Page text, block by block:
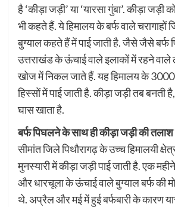
है ‘कीड़ा जड़ी’ या ‘यारसा गुंबा’. कीड़ा जड़ी
भी कहते हैं. ये हिमालय के बर्फ वाले चरागाहों
बुग्याल कहते हैं में पाई जाती है. जैसे जैसे बर्फ
उत्तराखंड के ऊंचाई वाले इलाकों में रहने वाले
खोज में निकल जाते हैं. यह हिमालय के
हिस्सों में पाई जाती है. कीड़ा जड़ी तब
घास खाता है.
बर्फ पिघलने के साथ ही कीड़ा जड़ी की
सीमांत जिले पिथौरागढ़ के उच्च हिमालयी
मुनस्यारी में कीड़ा जड़ी पाई जाती है. एक
और धारचूला के ऊंचाई वाले बुग्याल बर्फ की
थे. अप्रैल और मई में हुई बर्फबारी के कारण